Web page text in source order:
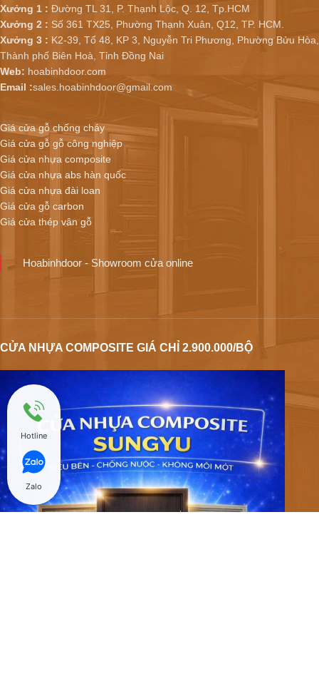
Xưởng 1 : Đường TL 31, P. Thạnh Lộc, Q. 12, Tp.HCM
Xưởng 2 : Số 361 TX25, Phường Thạnh Xuân, Q12, TP. HCM.
Xưởng 3 : K2-39, Tổ 48, KP 3, Nguyễn Tri Phương, Phường Bửu Hòa,
Thành phố Biên Hoà, Tỉnh Đồng Nai
Web: hoabinhdoor.com
Email :sales.hoabinhdoor@gmail.com
Giá cửa gỗ chống cháy
Giá cửa gỗ gỗ công nghiệp
Giá cửa nhựa composite
Giá cửa nhựa abs hàn quốc
Giá cửa nhựa đài loan
Giá cửa gỗ carbon
Giá cửa thép vân gỗ
Hoabinhdoor - Showroom cửa online
CỬA NHỰA COMPOSITE GIÁ CHỈ 2.900.000/BỘ
Hotline
Zalo